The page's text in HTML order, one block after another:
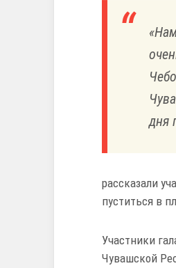
дня
рассказали
пуститься в
Участники
Чувашской